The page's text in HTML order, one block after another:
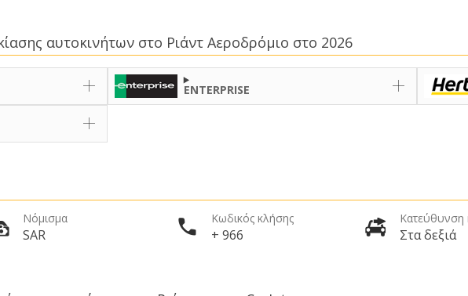
αυτοκινήτων στο Ριάντ Αεροδρόμιο στο 2026
ENTERPRISE
Νόμισμα
SAR
Κωδικός κλήσης
+ 966
Κατεύθυνση
Στα δεξιά